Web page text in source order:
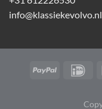
info@klassiekevolvo.nl